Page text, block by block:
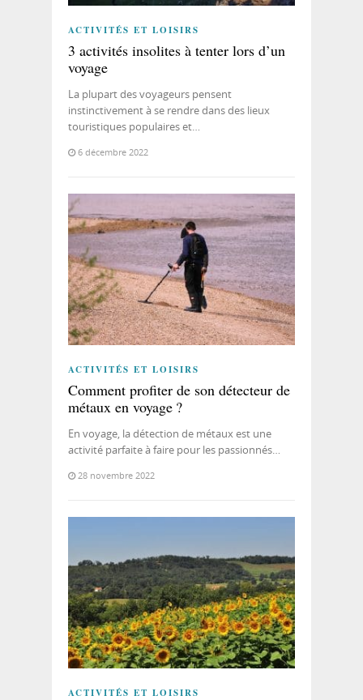
ACTIVITÉS ET LOISIRS
3 activités insolites à tenter lors d’un
voyage
La plupart des voyageurs pensent
instinctivement à se rendre dans des lieux
touristiques populaires et…
6 décembre 2022
ACTIVITÉS ET LOISIRS
Comment profiter de son détecteur de
métaux en voyage ?
En voyage, la détection de métaux est une
activité parfaite à faire pour les passionnés…
28 novembre 2022
ACTIVITÉS ET LOISIRS